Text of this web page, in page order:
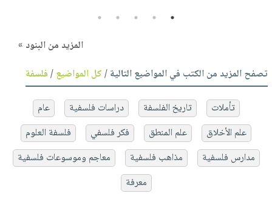
1
2
3
4
5
المزيد من البنود »
تصفح المزيد من الكتب في المواضيع التالية /كل المواضيع/فلسفة
تأملات تاريخ الفلسفة دراسات فلسفية
عام
علم الأخلاق
علم المنطق فكر فلسفي
فلسفة العلوم
مدارس فلسفية
مذاهب فلسفية
معاجم وموسوعات فلسفية
معرفة